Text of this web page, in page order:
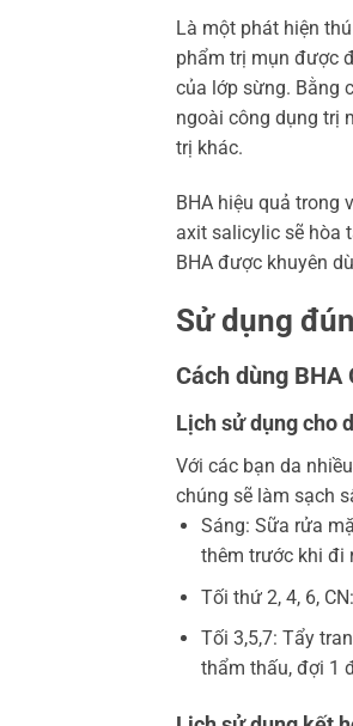
Là một phát hiện
phẩm trị mụn được
của lớp sừng. Bằng
ngoài công dụng trị
trị khác.
BHA hiệu quả trong
axit salicylic sẽ hòa
BHA được khuyên
Sử dụng
Cách dùng
Lịch sử dụng cho
Với các bạn da
chúng sẽ làm sạch
Sáng: Sữa rửa
thêm trước khi đi
Tối thứ 2, 4, 6,
Tối 3,5,7: Tẩy
thẩm thấu, đợi 1